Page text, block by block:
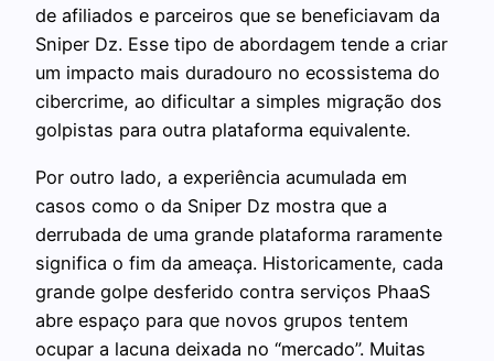
de afiliados e parceiros que se beneficiavam da
Sniper Dz. Esse tipo de abordagem tende a criar
um impacto mais duradouro no ecossistema do
cibercrime, ao dificultar a simples migração dos
golpistas para outra plataforma equivalente.
Por outro lado, a experiência acumulada em
casos como o da Sniper Dz mostra que a
derrubada de uma grande plataforma raramente
significa o fim da ameaça. Historicamente, cada
grande golpe desferido contra serviços PhaaS
abre espaço para que novos grupos tentem
ocupar a lacuna deixada no “mercado”. Muitas